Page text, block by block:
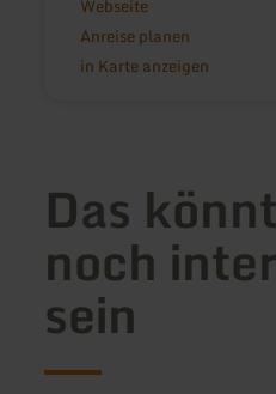
Webseite
Anreise planen
in Karte anzeigen
Das
noch
sein